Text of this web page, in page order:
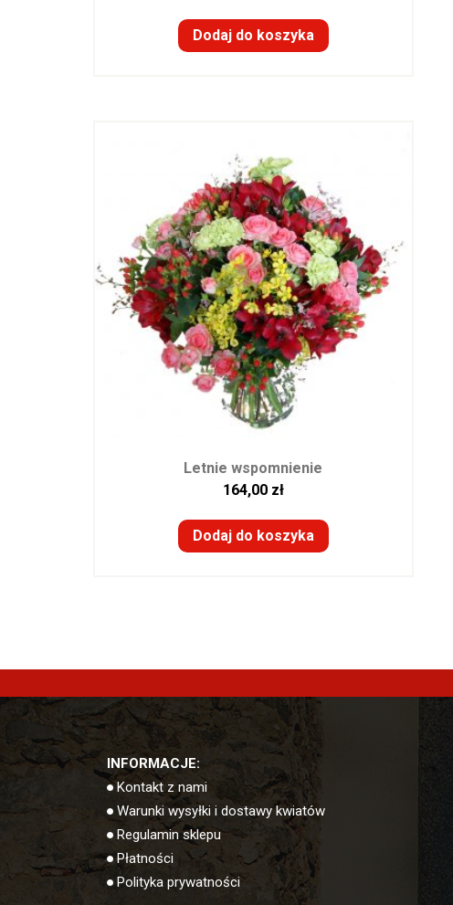
Dodaj do koszyka
Letnie wspomnienie
164,00 zł
Dodaj do koszyka
INFORMACJE:
Kontakt z nami
Warunki wysyłki i dostawy kwiatów
Regulamin sklepu
Płatności
Polityka prywatności